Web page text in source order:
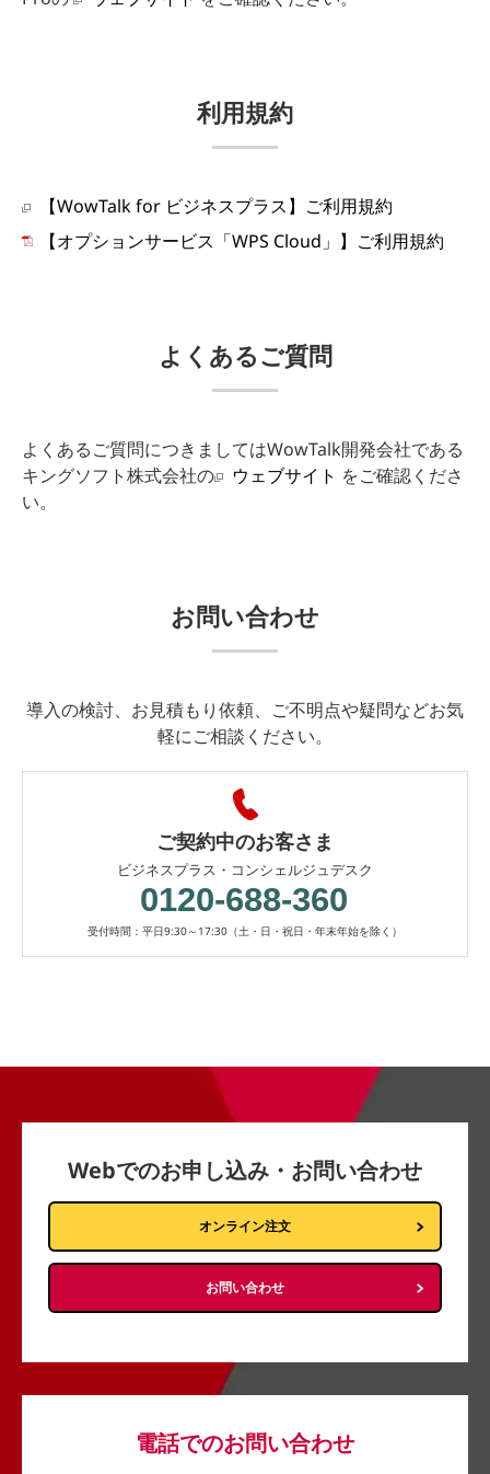
利用規約
【WowTalk for ビジネスプラス】ご利用規約
【オプションサービス「WPS Cloud」】ご利用規約
よくあるご質問
よくあるご質問につきましてはWowTalk開発会社である
キングソフト株式会社の
ウェブサイト をご確認くださ
い。
お問い合わせ
導入の検討、お見積もり依頼、ご不明点や疑問などお気
軽にご相談ください。
ご契約中のお客さま
ビジネスプラス・コンシェルジュデスク
0120-688-360
受付時間：平日9:30～17:30（土・日・祝日・年末年始を除く）
Webでのお申し込み・お問い合わせ
オンライン注文
お問い合わせ
電話でのお問い合わせ